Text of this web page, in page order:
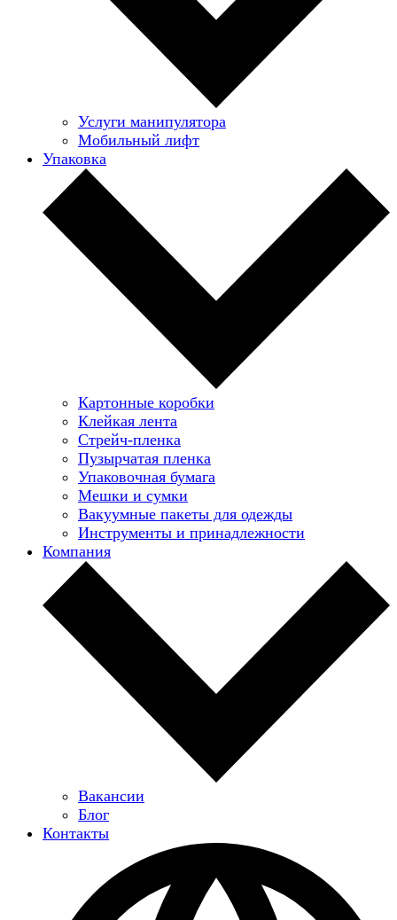
Услуги манипулятора
Мобильный лифт
Упаковка
Картонные коробки
Клейкая лента
Стрейч-пленка
Пузырчатая пленка
Упаковочная бумага
Мешки и сумки
Вакуумные пакеты для одежды
Инструменты и принадлежности
Компания
Вакансии
Блог
Контакты